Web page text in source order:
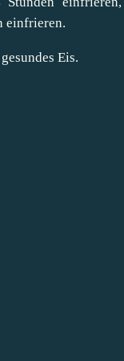
einfrieren.
Eis.